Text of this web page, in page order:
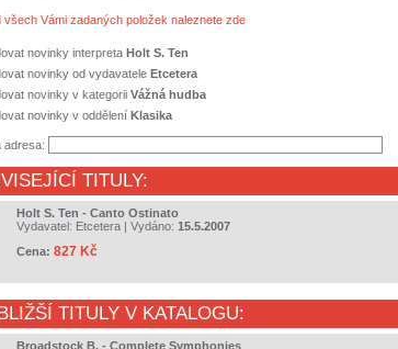
všech Vámi zadaných položek naleznete zde
novinky interpreta Holt S. Ten
novinky od vydavatele Etcetera
novinky v kategorii Vážná hudba
novinky v oddělení Klasika
adresa:
TITULY:
Holt S. Ten - Canto Ostinato
Vydavatel: Etcetera | Vydáno: 15.5.2007
Cena: 827 Kč
TITULY V KATALOGU:
Broadstock B. - Complete Symphonies